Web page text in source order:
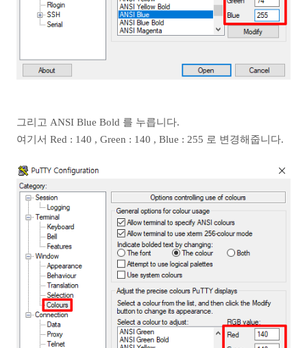
그리고 ANSI Blue Bold 를 누릅니다.
여기서 Red : 140 , Green : 140 , Blue : 255 로 변경해줍니다.